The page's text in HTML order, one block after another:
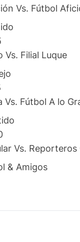
Vs. Fútbol
Vs. Filial Luque
Vs. Fútbol A lo
Vs.
& Amigos